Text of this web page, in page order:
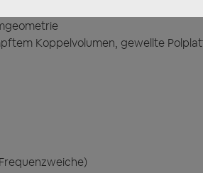
Koppelvolumen, gewellte